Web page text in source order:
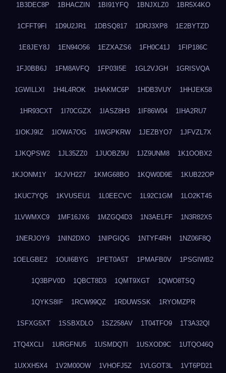
1B3DEC8P 1BHACZIN 1BI91YFQ 1BNJXLZ0 1BR5X4KO
1CFFT9FI 1D9U2JR1 1DBSQ817 1DRJ3XP8 1E2BYTZD
1E8JEY8J 1EN94O56 1EZXAZS6 1FH0C41J 1FIP186C
1FJ0BB6J 1FM8AVFQ 1FP03I5E 1GL2VJGH 1GRISVQA
1GWILLXI 1H4L4ROK 1HAKMC6P 1HDB3VUY 1HHJEK58
1HR93CXT 1I70CGZX 1IASZ8H3 1IF86W04 1IHA2RU7
1IOKJ9IZ 1IOWA7OG 1IWGPKRW 1JEZBYO7 1JFVZL7X
1JKQPSW2 1JL35ZZ0 1JUOBZ9U 1JZ9UNM8 1K1OOBX2
1KJONM1Y 1KJVH227 1KMG68BO 1KQW0D9E 1KUB22OP
1KUC7YQ5 1KVUSEU1 1L0EECVC 1L92C1GM 1LO2KT45
1LVWMXC9 1MF16JX6 1MZGQ4D3 1N3AELFF 1N3R82X5
1NERJOY9 1NIN2DXO 1NIPGIQG 1NTYF4RH 1NZ06F8Q
1OELGBE2 1OUI6BYG 1PET0A5T 1PMAFB0V 1PSGIWB2
1Q3BPV0D 1QBCT8D3 1QMT9XGT 1QWO8TSQ
1QYKS8IF 1RCW99QZ 1RDUWSSK 1RYOMZPR
1SFXG5XT 1SSBXDLO 1SZ258AV 1T04TFO9 1T3A32QI
1TQ4XCLI 1URGFNU5 1USMDQTI 1USXOD9C 1UTQO46Q
1UXXH5X4 1V2M00OW 1VHOFJ5Z 1VLGOT3L 1VT6PD21